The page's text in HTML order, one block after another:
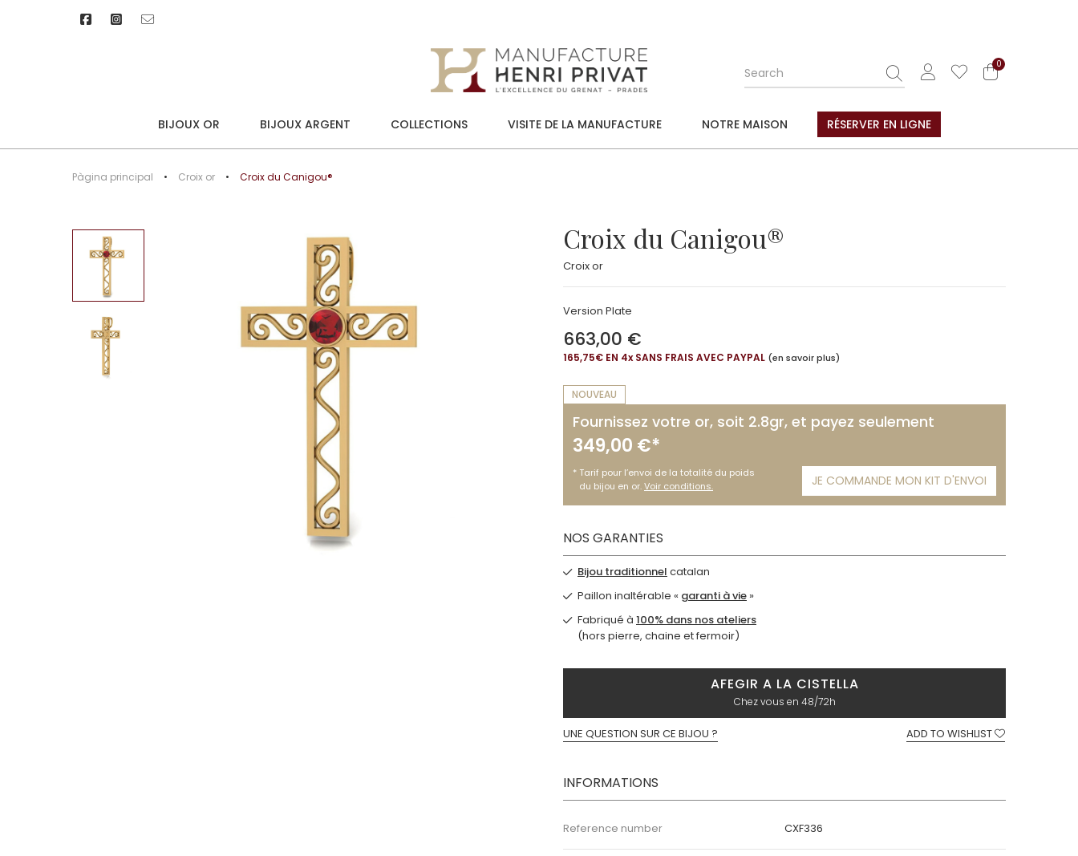
0
BIJOUX OR BIJOUX ARGENT COLLECTIONS VISITE DE LA MANUFACTURE NOTRE MAISON RÉSERVER EN LIGNE
Pàgina principal Croix or Croix du Canigou®
Croix du Canigou®
Croix or
Version Plate
663,00 €
165,75€ EN 4xSANS FRAIS AVEC PAYPAL (en savoir plus)
NOUVEAU
Fournissez votre or, soit 2.8gr, et payez seulement
349,00 €*
Tarif pour l’envoi de la totalité du poids
du bijou en or.Voir conditions. JE COMMANDE MON KIT D'ENVOI
NOS GARANTIES
Bijou traditionnel catalan
Paillon inaltérable « garanti à vie »
Fabriqué à 100% dans nos ateliers
(hors pierre, chaine et fermoir)
AFEGIR A LA CISTELLA
Chez vous en 48/72h
UNE QUESTION SUR CE BIJOU ? ADD TO WISHLIST
INFORMATIONS
Reference number CXF336